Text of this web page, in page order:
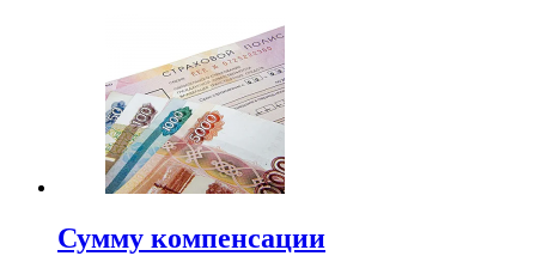
Сумму компенсации